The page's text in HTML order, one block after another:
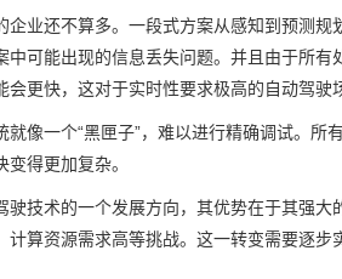
企业还不算多。一段式方案从感知到预测规
中可能出现的信息丢失问题。并且由于所有
更快，这对于实时性要求极高的自动驾驶
像一个“黑匣子”，难以进行精确调试。所
得更加复杂。
驶技术的一个发展方向，其优势在于其强大
计算资源需求高等挑战。这一转变需要逐步